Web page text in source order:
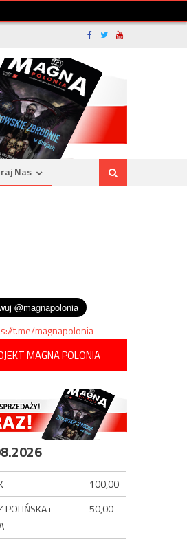
Nas
t.me/magnapolonia
MAGNA POLONIA
100,00
POLIŃSKA i
50,00